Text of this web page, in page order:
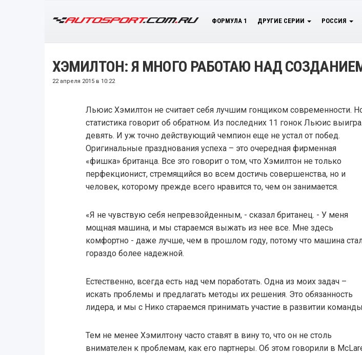
ФОРМУЛА 1 ДРУГИЕ СЕРИИ РОССИЯ
ХЭМИЛТОН: Я МНОГО РАБОТАЮ НАД
22 апреля 2015 в 10:22
Льюис Хэмилтон не считает себя лучшим гонщиком современности.
статистика говорит об обратном. Из последних 11 гонок Льюис
девять. И уж точно действующий чемпион еще не устал от побед.
Оригинальные празднования успеха – это очередная фирменная
«фишка» британца. Все это говорит о том, что Хэмилтон не только
перфекционист, стремящийся во всем достичь совершенства, но и
человек, которому прежде всего нравится то, чем он занимается.
«Я не чувствую себя непревзойденным, - сказал британец. - У меня
мощная машина, и мы стараемся выжать из нее все. Мне здесь
комфортно - даже лучше, чем в прошлом году, потому что машина
гораздо более надежной.
Естественно, всегда есть над чем поработать. Одна из моих задач –
искать проблемы и предлагать методы их решения. Это обязанность
лидера, и мы с Нико стараемся принимать участие в развитии
Тем не менее Хэмилтону часто ставят в вину то, что он не столь
внимателен к проблемам, как его партнеры. Об этом говорили в